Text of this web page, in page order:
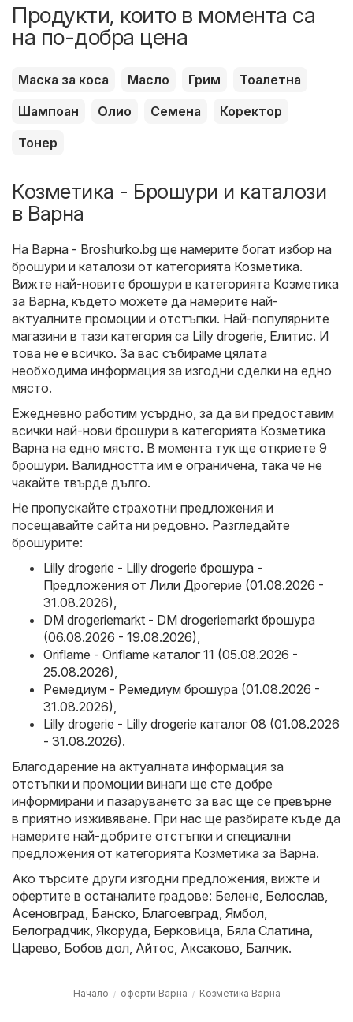
Продукти, които в момента са
на по-добра цена
Маска за коса Масло Грим
Тоалетна
Шампоан
Олио Семена
Коректор
Тонер
Козметика - Брошури и каталози
в Варна
На Варна - Broshurko.bg ще намерите богат избор на
брошури и каталози от категорията Козметика.
Вижте най-новите брошури в категорията Козметика
за Варна, където можете да намерите най-
актуалните промоции и отстъпки. Най-популярните
магазини в тази категория са Lilly drogerie Елитис. И
това не е всичко. За вас събираме цялата
необходима информация за изгодни сделки на едно
място.
Ежедневно работим усърдно, за да ви предоставим
всички най-нови брошури в категорията Козметика
Варна на едно място. В момента тук ще откриете 9
брошури. Валидността им е ограничена, така че не
чакайте твърде дълго.
Не пропускайте страхотни предложения и
посещавайте сайта ни редовно. Разгледайте
брошурите:
Lilly drogerie - Lilly drogerie брошура -
Предложения от Лили Дрогерие (01.08.2026 -
31.08.2026)
DM drogeriemarkt - DM drogeriemarkt брошура
(06.08.2026 - 19.08.2026)
Oriflame - Oriflame каталог 11 (05.08.2026 -
25.08.2026)
Ремедиум - Ремедиум брошура (01.08.2026 -
31.08.2026)
Lilly drogerie - Lilly drogerie каталог 08 (01.08.2026
- 31.08.2026).
Благодарение на актуалната информация за
отстъпки и промоции винаги ще сте добре
информирани и пазаруването за вас ще се превърне
в приятно изживяване. При нас ще разбирате къде да
намерите най-добрите отстъпки и специални
предложения от категорията Козметика за Варна.
Ако търсите други изгодни предложения, вижте и
офертите в останалите градове: Белене Белослав
Асеновград Банско Благоевград Ямбол
Белоградчик Якоруда Берковица Бяла Слатина
Царево Бобов дол Айтос Аксаково Балчик.
Начало оферти Варна Козметика Варна